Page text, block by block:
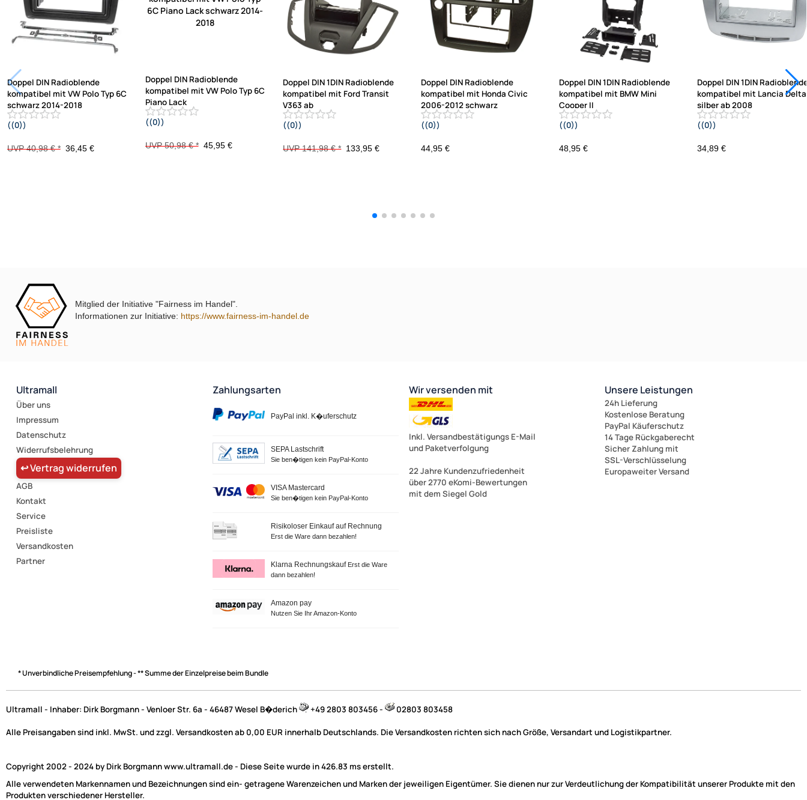
Doppel DIN Radioblende
kompatibel mit VW Polo Typ 6C
schwarz 2014-2018
((0))
UVP 40,98 € *36,45 €
Doppel DIN Radioblende
kompatibel mit VW Polo Typ 6C
Piano Lack
schwarz 2014-2018
((0))
UVP 50,98 € *45,95 €
Doppel DIN 1DIN Radioblende
kompatibel mit Ford Transit
V363 ab
2014 mit Warnblinkschalter nur Fzg.
ohne 4.2 Zoll Display
((0))
UVP 141,98 € *133,95 €
Doppel DIN Radioblende
kompatibel mit Honda Civic
2006-2012 schwarz
((0))
44,95 €
Doppel DIN 1DIN Radioblende
kompatibel mit BMW Mini
Cooper II
R55 R56 R57 2006-2014 Fz. m. autom.
Klimaanlage
((0))
48,95 €
Doppel DIN 1DIN
kompatibel mit Lancia Delta
silber ab 2008
((0))
34,89 €
Mitglied der Initiative "Fairness im Handel".
Informationen zur Initiative: https://www.fairness-im-handel.de
Ultramall
Über uns
Impressum
Datenschutz
Widerrufsbelehrung
↩ Vertrag widerrufen
AGB
Kontakt
Service
Preisliste
Versandkosten
Partner
Zahlungsarten
PayPal inkl. K�uferschutz
SEPA Lastschrift
Sie ben�tigen kein PayPal-Konto
VISA Mastercard
Sie ben�tigen kein PayPal-Konto
Risikoloser Einkauf auf Rechnung
Erst die Ware dann bezahlen!
Klarna Rechnungskauf Erst die Ware
dann bezahlen!
Amazon pay
Nutzen Sie Ihr Amazon-Konto
Wir versenden mit
Inkl. Versandbestätigungs E-Mail
und Paketverfolgung
22 Jahre Kundenzufriedenheit
über 2770 eKomi-Bewertungen
mit dem Siegel Gold
Unsere Leistungen
24h Lieferung
Kostenlose Beratung
PayPal Käuferschutz
14 Tage Rückgaberecht
Sicher Zahlung mit
SSL-Verschlüsselung
Europaweiter Versand
* Unverbindliche Preisempfehlung - ** Summe der Einzelpreise beim Bundle
Ultramall - Inhaber: Dirk Borgmann - Venloer Str. 6a - 46487 Wesel B�derich +49 2803 803456 - 02803 803458
Alle Preisangaben sind inkl. MwSt. und zzgl. Versandkosten ab 0,00 EUR innerhalb Deutschlands. Die Versandkosten richten sich nach Größe, Versandart und Logistikpartner.
Copyright 2002 - 2024 by Dirk Borgmann www.ultramall.de - Diese Seite wurde in 426.83 ms erstellt.
Alle verwendeten Markennamen und Bezeichnungen sind ein- getragene Warenzeichen und Marken der jeweiligen Eigentümer. Sie dienen nur zur Verdeutlichung der Kompatibilität unserer Produkte mit den
Produkten verschiedener Hersteller.